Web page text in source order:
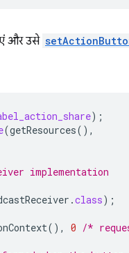
और उसे
);
(getResources(),
implementation
.class);
(), 0 /*